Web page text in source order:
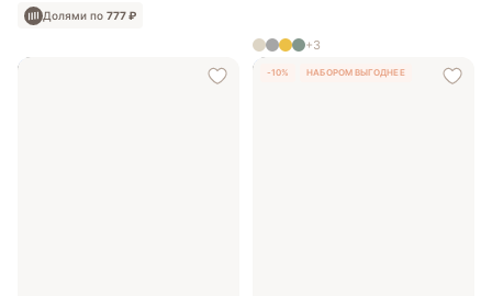
Долями по777 ₽
+3
Долями по330 ₽
-10% НАБОРОМ ВЫГОДНЕЕ